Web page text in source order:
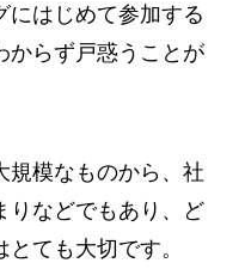
にはじめて参加する
からず戸惑うことが
規模なものから、社
りなどでもあり、ど
ても大切です。